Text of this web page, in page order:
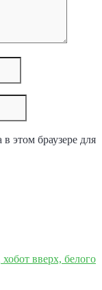
этом браузере для